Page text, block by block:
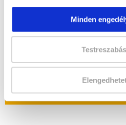
Minden
Testreszabás
A csoport a
biztosan
Lehet még